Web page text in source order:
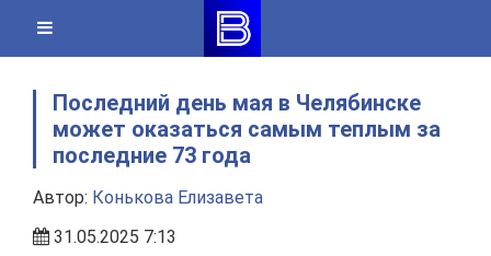
content
Последний день мая в Челябинске
может оказаться самым теплым за
последние 73 года
Автор: Конькова Елизавета
31.05.2025 7:13